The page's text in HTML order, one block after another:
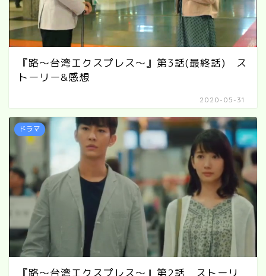
『路～台湾エクスプレス～』第3話(最終話) ス
トーリー&感想
2020-05-31
ドラマ
『路～台湾エクスプレス～』第2話 ストーリ